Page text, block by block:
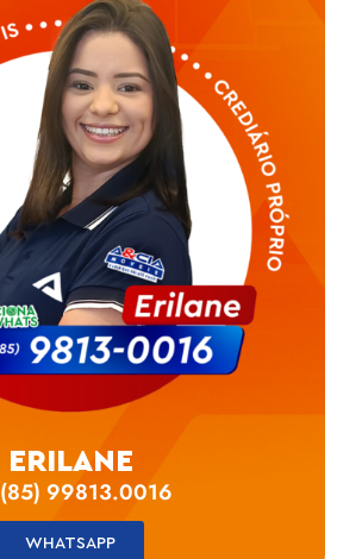
ERILANE
(85) 99813.0016
WHATSAPP